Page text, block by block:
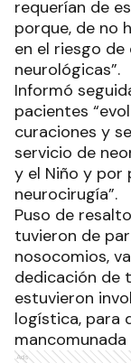
requerían de
porque, de no
en el riesgo
neurológicas”.
Informó
pacientes
curaciones y
servicio de
y el Niño y por
neurocirugía”.
Puso de
tuvieron de
nosocomios,
dedicación de
estuvieron
logística, para
mancomunada
Ads